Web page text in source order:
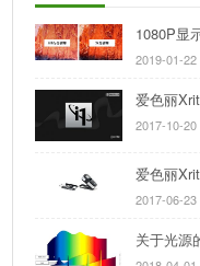
1080P显
2019-01-22
爱色丽
2017-10-20
爱色丽
2017-06-23
关于光源